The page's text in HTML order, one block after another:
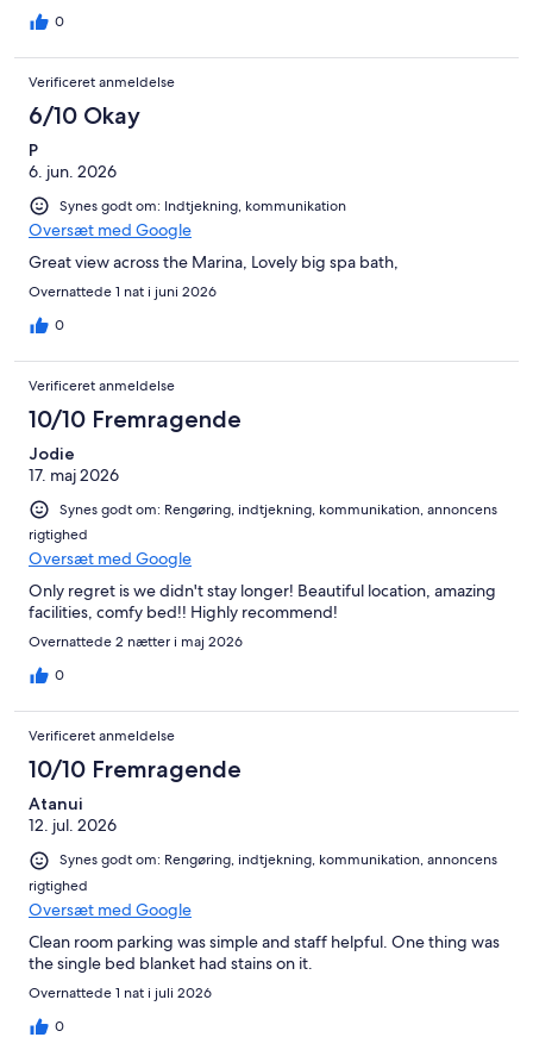
0
Verificeret anmeldelse
6/10 Okay
P
6. jun. 2026
Synes godt om: Indtjekning, kommunikation
Oversæt med Google
Great view across the Marina, Lovely big spa bath,
Overnattede 1 nat i juni 2026
0
Verificeret anmeldelse
10/10 Fremragende
Jodie
17. maj 2026
Synes godt om: Rengøring, indtjekning, kommunikation, annoncens
rigtighed
Oversæt med Google
Only regret is we didn't stay longer! Beautiful location, amazing
facilities, comfy bed!! Highly recommend!
Overnattede 2 nætter i maj 2026
0
Verificeret anmeldelse
10/10 Fremragende
Atanui
12. jul. 2026
Synes godt om: Rengøring, indtjekning, kommunikation, annoncens
rigtighed
Oversæt med Google
Clean room parking was simple and staff helpful. One thing was
the single bed blanket had stains on it.
Overnattede 1 nat i juli 2026
0